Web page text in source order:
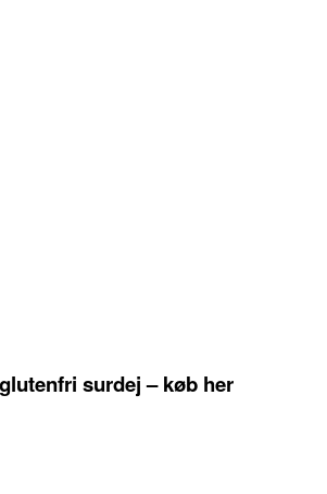
surdej – køb her